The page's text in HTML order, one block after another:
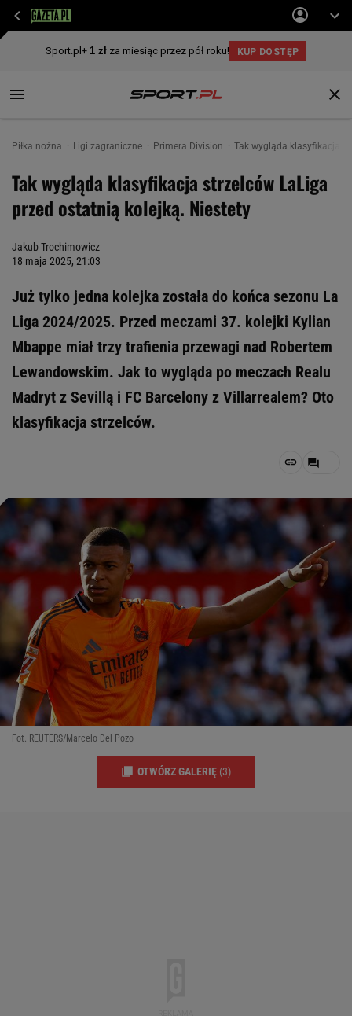
Piłka nożna Ligi zagraniczne Primera Division Tak wygląda klasyfikacja
Tak wygląda klasyfikacja strzelców LaLiga
przed ostatnią kolejką. Niestety
Jakub Trochimowicz
18 maja 2025, 21:03
Już tylko jedna kolejka została do końca sezonu La
Liga 2024/2025. Przed meczami 37. kolejki Kylian
Mbappe miał trzy trafienia przewagi nad Robertem
Lewandowskim. Jak to wygląda po meczach Realu
Madryt z Sevillą i FC Barcelony z Villarrealem? Oto
klasyfikacja strzelców.
Fot. REUTERS/Marcelo Del Pozo
OTWÓRZ GALERIĘ (3)